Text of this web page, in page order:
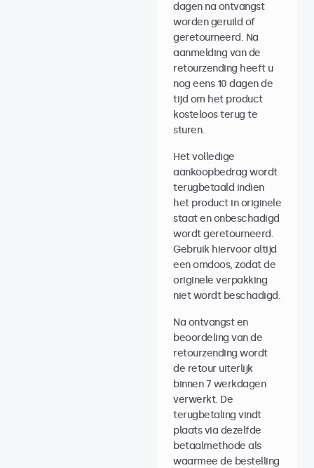
dagen na ontvangst
worden geruild of
geretourneerd. Na
aanmelding van de
retourzending heeft u
nog eens 10 dagen de
tijd om het product
kosteloos terug te
sturen.
Het volledige
aankoopbedrag wordt
terugbetaald indien
het product in originele
staat en onbeschadigd
wordt geretourneerd.
Gebruik hiervoor altijd
een omdoos, zodat de
originele verpakking
niet wordt beschadigd.
Na ontvangst en
beoordeling van de
retourzending wordt
de retour uiterlijk
binnen 7 werkdagen
verwerkt. De
terugbetaling vindt
plaats via dezelfde
betaalmethode als
waarmee de bestelling